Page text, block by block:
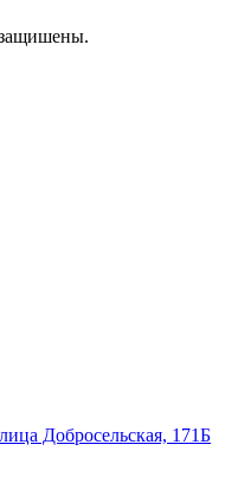
Добросельская, 171Б